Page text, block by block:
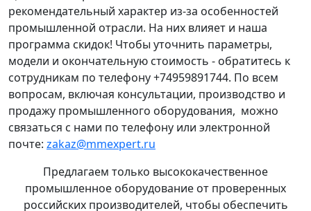
рекомендательный характер из-за особенностей
промышленной отрасли. На них влияет и наша
программа скидок! Чтобы уточнить параметры,
модели и окончательную стоимость - обратитесь к
сотрудникам по телефону +74959891744. По всем
вопросам, включая консультации, производство и
продажу промышленного оборудования, можно
связаться с нами по телефону или электронной
почте: zakaz@mmexpert.ru
Предлагаем только высококачественное
промышленное оборудование от проверенных
российских производителей, чтобы обеспечить